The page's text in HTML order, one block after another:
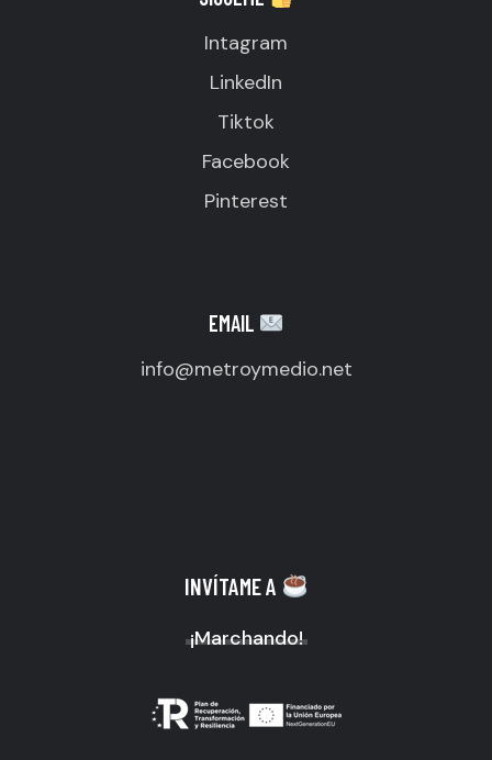
Intagram
LinkedIn
Tiktok
Facebook
Pinterest
EMAIL
info@metroymedio.net
INVÍTAME A
¡Marchando!